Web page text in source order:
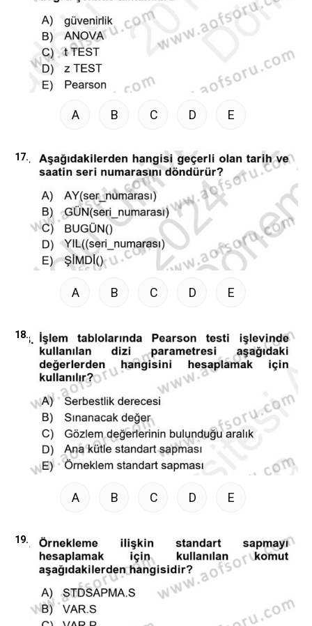
A B C D E
17.
A B C D E
18.
A B C D E
19.